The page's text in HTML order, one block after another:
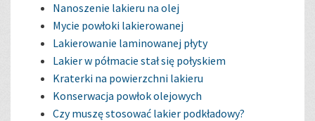
Nanoszenie lakieru na olej
Mycie powłoki lakierowanej
Lakierowanie laminowanej płyty
Lakier w półmacie stał się połyskiem
Kraterki na powierzchni lakieru
Konserwacja powłok olejowych
Czy muszę stosować lakier podkładowy?